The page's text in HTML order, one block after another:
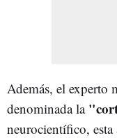
Además, el experto
denominada la
neurocientífico,